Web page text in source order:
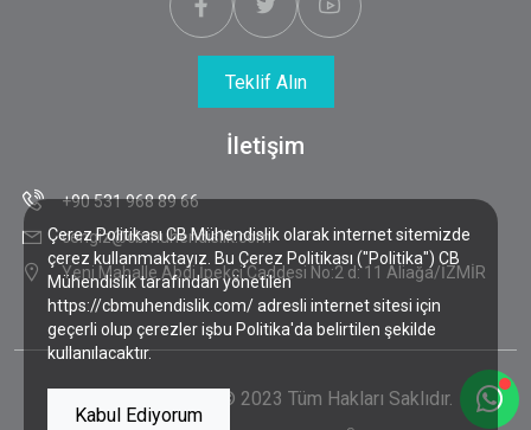
Teklif Alın
İletişim
+90 531 968 89 66
cengiz@cbmuhendislik.com
Yeni Mahalle Abdi İpekçi Caddesi No:2 d: 11 Aliağa/İZMİR
© 2023 Tüm Hakları Saklıdır.
Çerez Politikası CB Mühendislik olarak internet sitemizde
çerez kullanmaktayız. Bu Çerez Politikası ("Politika") CB
Mühendislik tarafından yönetilen
https://cbmuhendislik.com/ adresli internet sitesi için
geçerli olup çerezler işbu Politika'da belirtilen şekilde
kullanılacaktır.
Kabul Ediyorum